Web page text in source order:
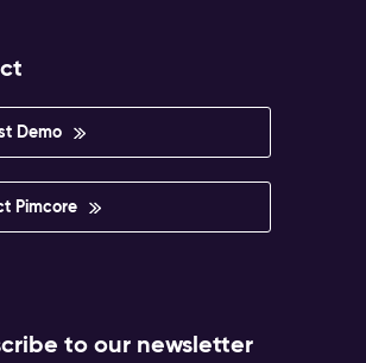
Demo
Pimcore
to our newsletter